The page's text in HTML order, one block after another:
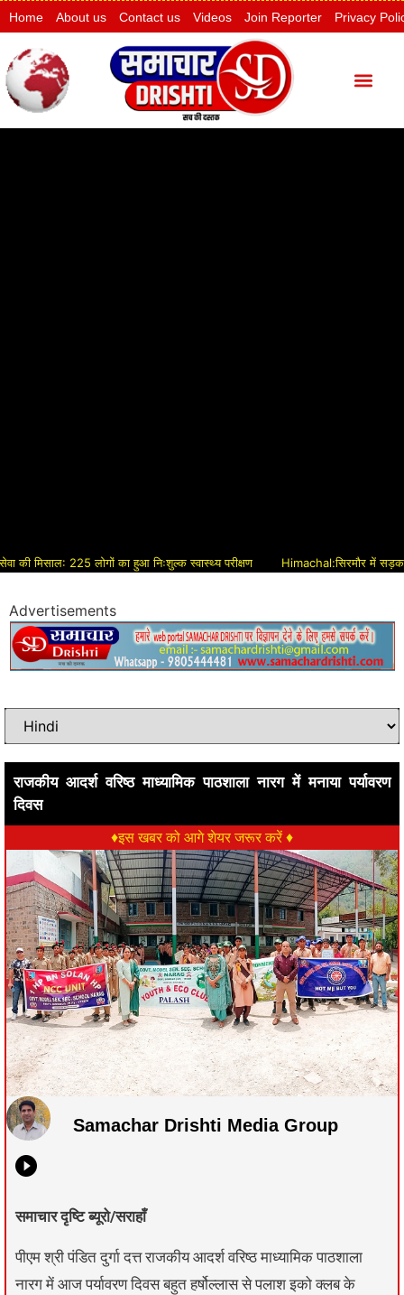
Home About us Contact us Videos Join Reporter Privacy
225 लोगों का हुआ निःशुल्क स्वास्थ्य परीक्षण Himachal:सिरमौर में सड़क विकास
Advertisements
राजकीय आदर्श वरिष्ठ माध्यामिक पाठशाला नारग में मनाया पर्यावरण
दिवस
♦इस खबर को आगे शेयर जरूर करें ♦
Samachar Drishti Media Group
समाचार दृष्टि ब्यूरो/सराहाँ
पीएम श्री पंडित दुर्गा दत्त राजकीय आदर्श वरिष्ठ माध्यामिक पाठशाला
नारग में आज पर्यावरण दिवस बहुत हर्षोल्लास से पलाश इको क्लब के